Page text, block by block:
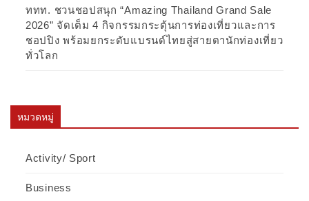
ททท. ชวนชอปสนุก “Amazing Thailand Grand Sale
2026” จัดเต็ม 4 กิจกรรมกระตุ้นการท่องเที่ยวและการ
ชอปปิง พร้อมยกระดับแบรนด์ไทยสู่สายตานักท่องเที่ยว
ทั่วโลก
หมวดหมู่
Activity/ Sport
Business